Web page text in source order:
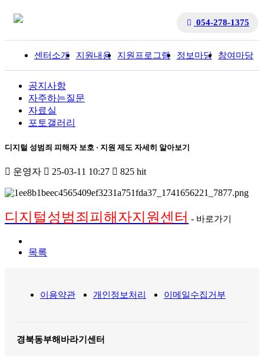
054-278-1375
센터소개 지원내용 지원프로그램 정보마당 참여마당
공지사항
자주하는질문
자료실
포토갤러리
디지털 성범죄 피해자 보호 · 지원 제도 자세히 알아보기
운영자 25-03-11 10:27 825 hit
디지털성범죄피해자지원센터 - 바로가기
목록
이용약관 개인정보처리 이메일수집거부
경북동부해바라기센터